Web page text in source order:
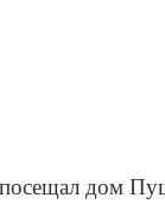
посещал дом